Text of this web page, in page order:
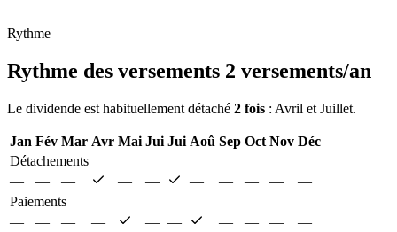
Rythme
Rythme des versements 2 versements/an
Le dividende est habituellement détaché 2 fois : Avril et Juillet.
Jan Fév Mar Avr Mai Jui Jui Aoû Sep Oct Nov Déc
Détachements
—
— — — — — — — —
—
Paiements
—
— — — — — — — —
—